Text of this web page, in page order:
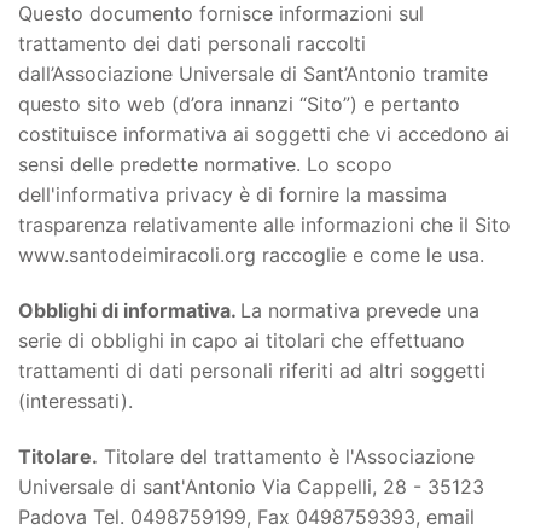
Questo documento fornisce informazioni sul
trattamento dei dati personali raccolti
dall’Associazione Universale di Sant’Antonio tramite
questo sito web (d’ora innanzi “Sito”) e pertanto
costituisce informativa ai soggetti che vi accedono ai
sensi delle predette normative. Lo scopo
dell'informativa privacy è di fornire la massima
trasparenza relativamente alle informazioni che il Sito
www.santodeimiracoli.org raccoglie e come le usa.
Obblighi di informativa. La normativa prevede una
serie di obblighi in capo ai titolari che effettuano
trattamenti di dati personali riferiti ad altri soggetti
(interessati).
Titolare. Titolare del trattamento è l'Associazione
Universale di sant'Antonio Via Cappelli, 28 - 35123
Padova Tel. 0498759199, Fax 0498759393, email